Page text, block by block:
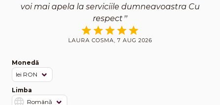
voi mai apela la serviciile dumneavoastra Cu
respect
LAURA COSMA, 7 AUG 2026
Monedă
Limba